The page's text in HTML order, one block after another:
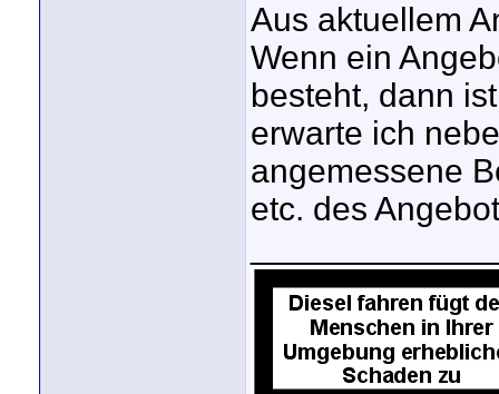
Aus aktuellem
Wenn ein
besteht, dann
erwarte ich
angemessene
etc. des